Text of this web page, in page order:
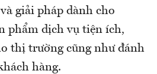
giải pháp dành cho
phẩm dịch vụ tiện ích,
thị trường cũng như đánh
hàng.